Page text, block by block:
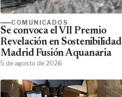
COMUNICADOS
Se convoca el VII Premio
Revelación en Sostenibilidad
Madrid Fusión Aquanaria
5 de agosto de 2026